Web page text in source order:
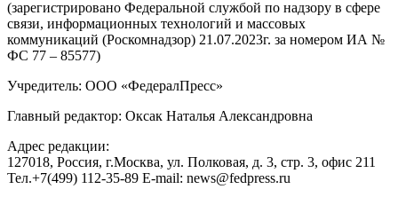
(зарегистрировано Федеральной службой по надзору в сфере
связи, информационных технологий и массовых
коммуникаций (Роскомнадзор) 21.07.2023г. за номером ИА №
ФС 77 – 85577)
Учредитель: ООО «ФедералПресс»
Главный редактор: Оксак Наталья Александровна
Адрес редакции:
127018, Россия, г.Москва, ул. Полковая, д. 3, стр. 3, офис 211
Тел.+7(499) 112-35-89 E-mail: news@fedpress.ru